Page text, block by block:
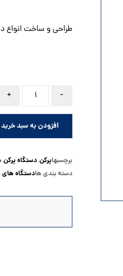
طراحی و ساخت انواع
-
+
افزودن به سبد خرید
برچسبهاپرکن,دستگاه پرکن,
دسته بندی هادستگاه های